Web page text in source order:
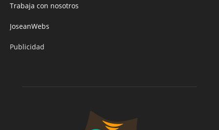
Trabaja con nosotros
JoseanWebs
Publicidad